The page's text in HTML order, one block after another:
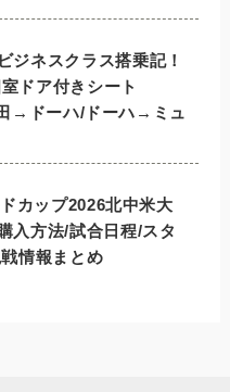
ジネスクラス搭乗記！
ドア付きシート
田→ドーハ/ドーハ→ミュ
カップ2026北中米大
入方法/試合日程/スタ
情報まとめ